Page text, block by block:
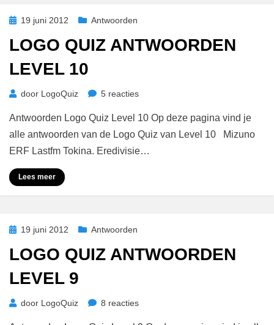
Geplaatst
19 juni 2012 Antwoorden
LOGO QUIZ ANTWOORDEN
LEVEL 10
door LogoQuiz 5 reactiesop
Quiz
Antwoorden
Level
Antwoorden Logo Quiz Level 10 Op deze pagina vind je
alle antwoorden van de Logo Quiz van Level 10 Mizuno
ERF Lastfm Tokina. Eredivisie…
Lees meer
Geplaatst
19 juni 2012 Antwoorden
LOGO QUIZ ANTWOORDEN
LEVEL 9
door LogoQuiz 8 reactiesop